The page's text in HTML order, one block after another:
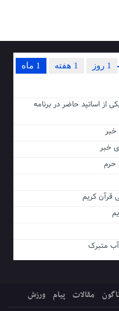
1 ماه 1 هفته 1 روز
از اساتید حاضر در برنامه
خبر
حرم
قرآن کریم
متبرک
مقالات پیام ورزش